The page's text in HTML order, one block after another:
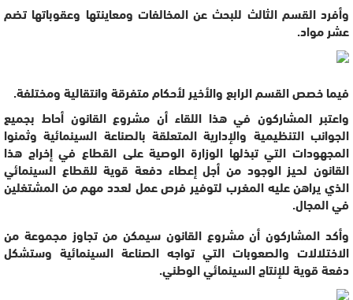
وأفرد القسم الثالث للبحث عن المخالفات ومعاينتها وعقوباتها تضم
عشر مواد.
فيما خصص القسم الرابع والأخير لأحكام متفرقة وانتقالية ومختلفة.
واعتبر المشاركون في هذا اللقاء أن مشروع القانون أحاط بجميع
الجوانب التنظيمية والإدارية المتعلقة بالصناعة السينمائية وثمنوا
المجهودات التي تبذلها الوزارة الوصية على القطاع في إخراج هذا
القانون لحيز الوجود من أجل إعطاء دفعة قوية للقطاع السينمائي
الذي يراهن عليه المغرب لتوفير فرص عمل لعدد مهم من المشتغلين
في المجال.
وأكد المشاركون أن مشروع القانون سيمكن من تجاوز مجموعة من
الاختلالات والصعوبات التي تواجه الصناعة السينمائية وستشكل
دفعة قوية للإنتاج السينمائي الوطني.